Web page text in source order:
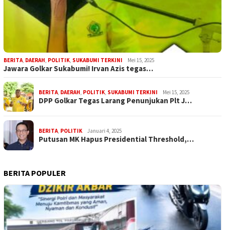
BERITA DAERAH POLITIK SUKABUMI TERKINI Mei 15, 2025
Jawara Golkar Sukabumi! Irvan Azis tegas…
BERITA DAERAH POLITIK SUKABUMI TERKINI Mei 15, 2025
DPP Golkar Tegas Larang Penunjukan Plt J…
BERITA POLITIK Januari 4, 2025
Putusan MK Hapus Presidential Threshold,…
BERITA POPULER